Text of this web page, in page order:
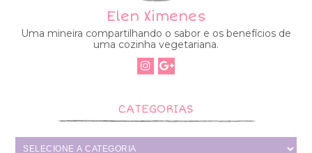
Elen Ximenes
Uma mineira compartilhando o sabor e os benefícios de
uma cozinha vegetariana.
CATEGORIAS